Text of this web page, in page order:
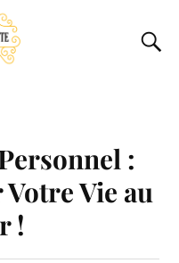
:
Vie au
!